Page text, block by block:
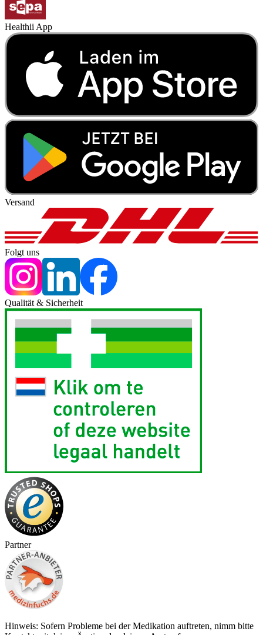
Healthii App
Versand
Folgt uns
Qualität & Sicherheit
Partner
Hinweis: Sofern Probleme bei der Medikation auftreten, nimm bitte